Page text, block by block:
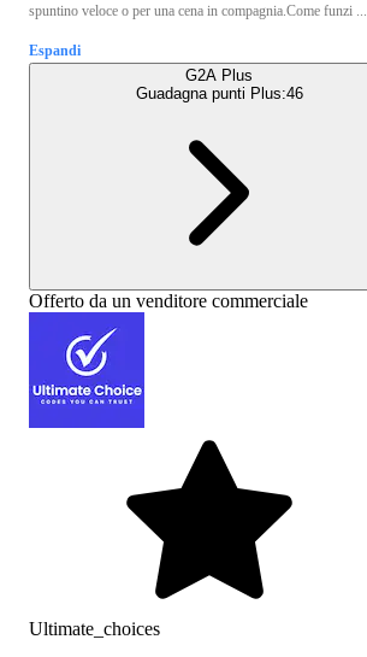
spuntino veloce o per una cena in compagnia.Come funzi ...
Espandi
G2A Plus
Guadagna punti Plus:46
Offerto da un venditore commerciale
Ultimate_choices